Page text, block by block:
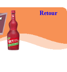
Retour